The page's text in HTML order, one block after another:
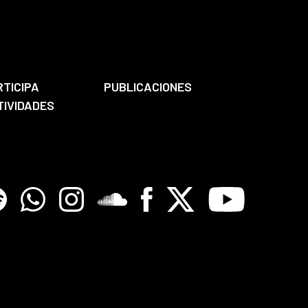
PUBLICACIONES
WhatsappInstagramSoundcloreFacebook
X Youtube